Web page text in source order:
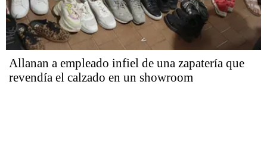
Allanan a empleado infiel de una zapatería que
revendía el calzado en un showroom